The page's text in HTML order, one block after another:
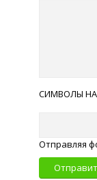
СИМВОЛЫ НА
Отправляя